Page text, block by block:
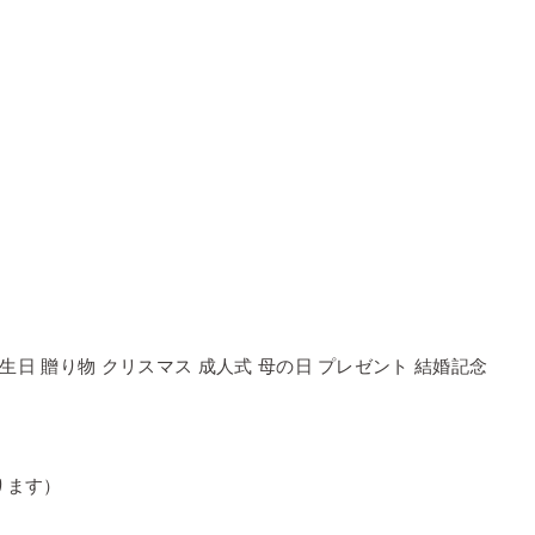
日 贈り物 クリスマス 成人式 母の日 プレゼント 結婚記念
す）